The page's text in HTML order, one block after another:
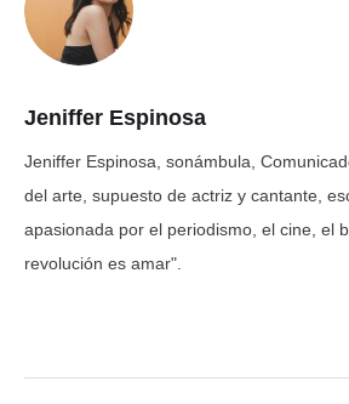
Jeniffer Espinosa
Jeniffer Espinosa, sonámbula,
del arte, supuesto de actriz y cantante,
apasionada por el periodismo, el cine, el
revolución es amar".